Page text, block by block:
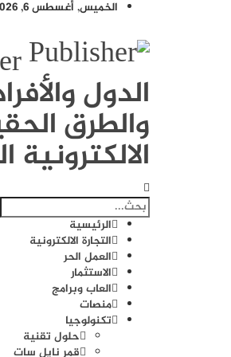
الخميس, أغسطس 6, 2026
الدول
والطرق
الرئيسية
التجارة الالكترونية
العمل الحر
الاستثمار
العاب وبرامج
منصات
تكنولوجيا
حلول تقنية
قمر نايل سات